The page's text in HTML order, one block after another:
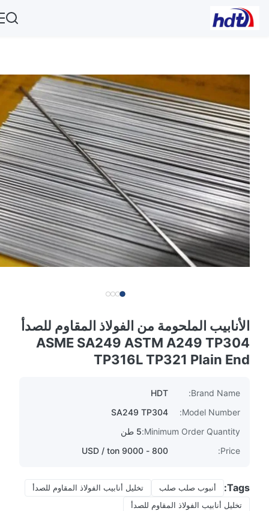
الأنابيب الملحومة من الفولاذ المقاوم للصدأ
ASME SA249 ASTM A249 TP304
TP316L TP321 Plain End
Brand Name:
Model Number:
SA249 TP304
Minimum Order Quantity: 5 طن
Price:
Tags: أنبوب صلب صلب
تخليل أنابيب الفولاذ المقاوم للصدأ
تخليل أنابيب الفولاذ المقاوم للصدأ